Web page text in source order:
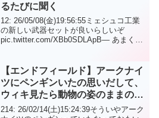
るたびに聞く
12: 26/05/08(金)19:56:55ミェシュコ工業
の新しい武器セットが良いらしいぞ
pic.twitter.com/XBb0SDLApB— あまくだ
【エンドフィールド】アークナイ
ツにペンギンいたの思いだして、
ウィキ見たら動物の姿のままのや
つはすごいやつあったけどまんま
214: 26/02/14(土)15:24:39そういやアーク